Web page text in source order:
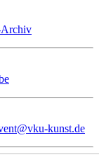
Archiv
kunst.de